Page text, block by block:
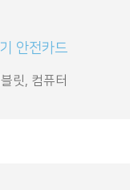
안전카드
릿, 컴퓨터